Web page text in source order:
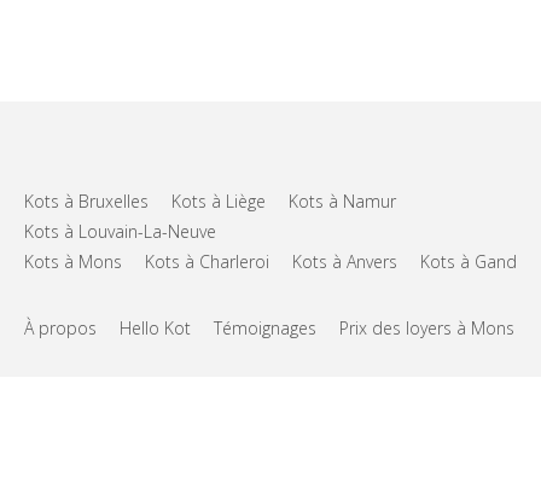
Kots à Bruxelles Kots à Liège
Kots à Namur
Kots à Louvain-La-Neuve
Kots à Mons
Kots à Charleroi Kots à Anvers Kots à Gand
À propos Hello Kot Témoignages Prix des loyers à Mons